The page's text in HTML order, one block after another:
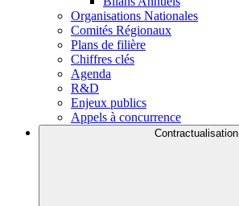
Organisations Nationales
Comités Régionaux
Plans de filière
Chiffres clés
Agenda
R&D
Enjeux publics
Appels à concurrence
Contractualisation